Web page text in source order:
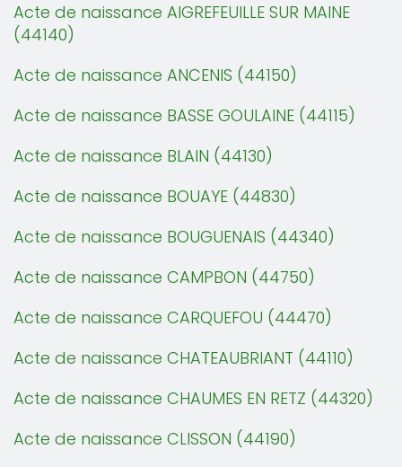
Acte de naissance AIGREFEUILLE SUR MAINE
(44140)
Acte de naissance ANCENIS (44150)
Acte de naissance BASSE GOULAINE (44115)
Acte de naissance BLAIN (44130)
Acte de naissance BOUAYE (44830)
Acte de naissance BOUGUENAIS (44340)
Acte de naissance CAMPBON (44750)
Acte de naissance CARQUEFOU (44470)
Acte de naissance CHATEAUBRIANT (44110)
Acte de naissance CHAUMES EN RETZ (44320)
Acte de naissance CLISSON (44190)